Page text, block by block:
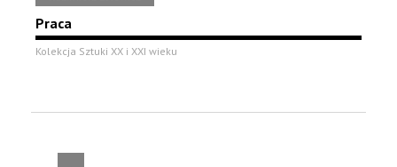
Praca
Kolekcja Sztuki XX i XXI wieku